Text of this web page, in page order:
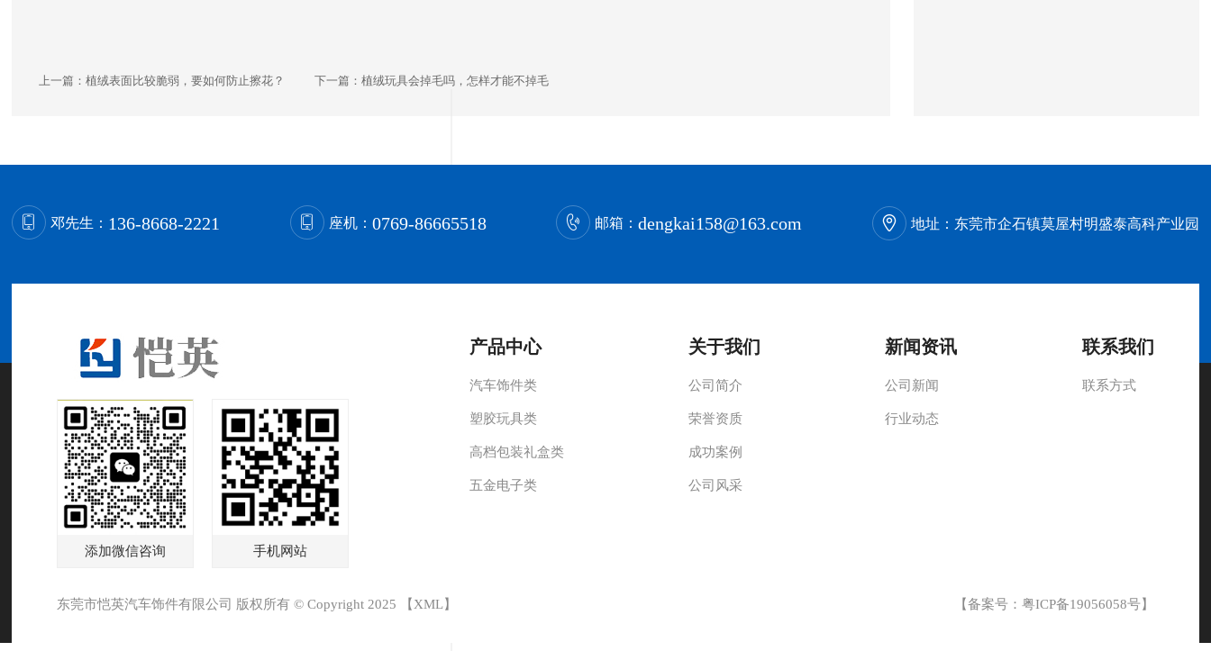
上一篇：植绒表面比较脆弱，要如何防止擦花？ 下一篇：植绒玩具会掉毛吗，怎样才能不掉毛
邓先生： 136-8668-2221 座机： 0769-86665518 邮箱：dengkai158@163.com 地址： 东莞市企石镇莫屋村明盛泰高科产业园
添加微信咨询 手机网站
产品中心
汽车饰件类
塑胶玩具类
高档包装礼盒类
五金电子类
关于我们
公司简介
荣誉资质
成功案例
公司风采
新闻资讯
公司新闻
行业动态
联系我们
联系方式
东莞市恺英汽车饰件有限公司 版权所有 © Copyright 2025 【 XML】 【备案号： 粤ICP备19056058号】